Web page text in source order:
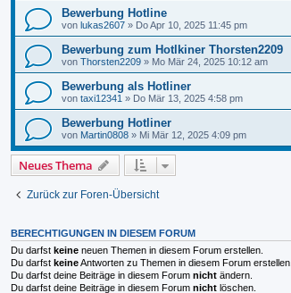
Bewerbung Hotline
von lukas2607 » Do Apr 10, 2025 11:45 pm
Bewerbung zum Hotlkiner Thorsten2209
von Thorsten2209 » Mo Mär 24, 2025 10:12 am
Bewerbung als Hotliner
von taxi12341 » Do Mär 13, 2025 4:58 pm
Bewerbung Hotliner
von Martin0808 » Mi Mär 12, 2025 4:09 pm
Neues Thema
Zurück zur Foren-Übersicht
BERECHTIGUNGEN IN DIESEM FORUM
Du darfst keine neuen Themen in diesem Forum erstellen.
Du darfst keineAntworten zu Themen in diesem Forum erstellen.
Du darfst deine Beiträge in diesem Forum nicht ändern.
Du darfst deine Beiträge in diesem Forum nicht löschen.